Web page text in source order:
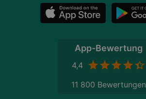
App-Bewertung
4,4
11 800 Bewertungen